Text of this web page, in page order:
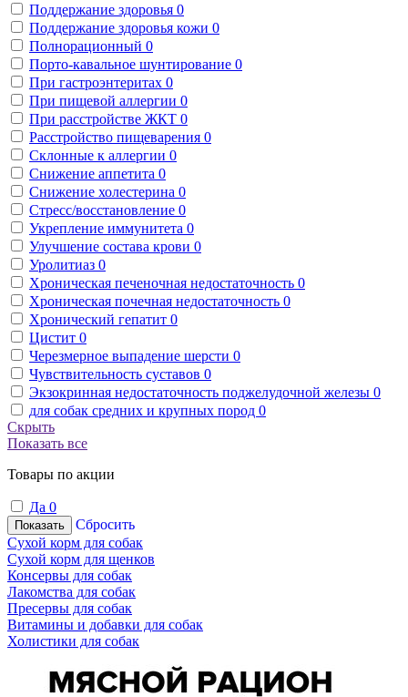
Поддержание здоровья 0
Поддержание здоровья кожи 0
Полнорационный 0
Порто-кавальное шунтирование 0
При гастроэнтеритах 0
При пищевой аллергии 0
При расстройстве ЖКТ 0
Расстройство пищеварения 0
Склонные к аллергии 0
Снижение аппетита 0
Снижение холестерина 0
Стресс/восстановление 0
Укрепление иммунитета 0
Улучшение состава крови 0
Уролитиаз 0
Хроническая печеночная недостаточность 0
Хроническая почечная недостаточность 0
Хронический гепатит 0
Цистит 0
Черезмерное выпадение шерсти 0
Чувствительность суставов 0
Экзокринная недостаточность поджелудочной железы 0
для собак средних и крупных пород 0
Скрыть
Показать все
Товары по акции
Да 0
Показать
Сбросить
Сухой корм для собак
Сухой корм для щенков
Консервы для собак
Лакомства для собак
Пресервы для собак
Витамины и добавки для собак
Холистики для собак